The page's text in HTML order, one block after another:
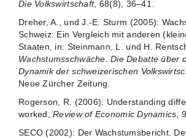
Die Volkswirtschaft, 68(8), 36–41.
Dreher, A., und J.-E. Sturm (2005):
Schweiz: Ein Vergleich mit anderen
Staaten, in: Steinmann, L. und H.
Wachstumsschwäche. Die Debatte über
Dynamik der schweizerischen
Neue Zürcher Zeitung.
Rogerson, R. (2006): Understanding
worked,Review of Economic Dynamics,
SECO (2002): Der Wachstumsbericht.